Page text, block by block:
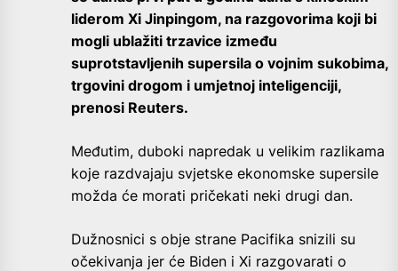
liderom Xi Jinpingom, na razgovorima koji bi
mogli ublažiti trzavice između
suprotstavljenih supersila o vojnim sukobima,
trgovini drogom i umjetnoj inteligenciji,
prenosi Reuters.
Međutim, duboki napredak u velikim razlikama
koje razdvajaju svjetske ekonomske supersile
možda će morati pričekati neki drugi dan.
Dužnosnici s obje strane Pacifika snizili su
očekivanja jer će Biden i Xi razgovarati o